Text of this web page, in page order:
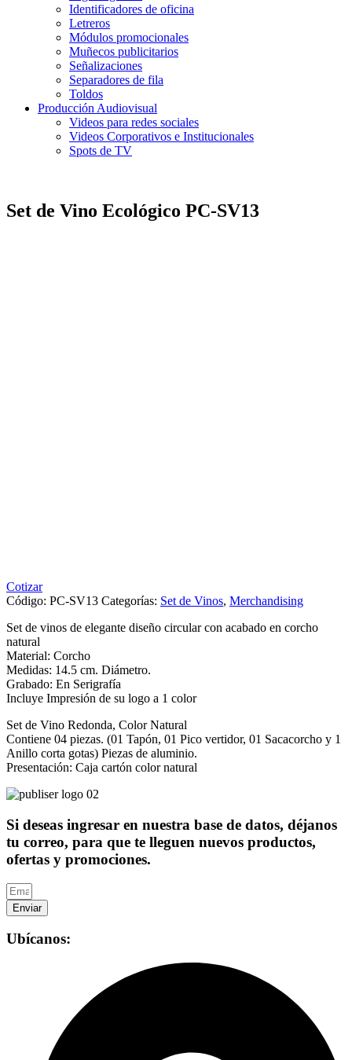
Identificadores de oficina
Letreros
Módulos promocionales
Muñecos publicitarios
Señalizaciones
Separadores de fila
Toldos
Producción Audiovisual
Videos para redes sociales
Videos Corporativos e Institucionales
Spots de TV
Set de Vino Ecológico PC-SV13
Cotizar
Código: PC-SV13 Categorías: Set de Vinos, Merchandising
Set de vinos de elegante diseño circular con acabado en corcho
natural
Material: Corcho
Medidas: 14.5 cm. Diámetro.
Grabado: En Serigrafía
Incluye Impresión de su logo a 1 color
Set de Vino Redonda, Color Natural
Contiene 04 piezas. (01 Tapón, 01 Pico vertidor, 01 Sacacorcho y 1
Anillo corta gotas) Piezas de aluminio.
Presentación: Caja cartón color natural
Si deseas ingresar en nuestra base de datos, déjanos
tu correo, para que te lleguen nuevos productos,
ofertas y promociones.
Enviar
Ubícanos: